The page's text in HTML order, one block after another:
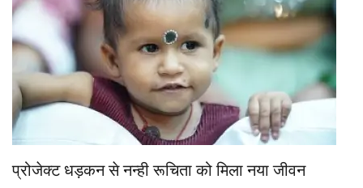
प्रोजेक्ट धड़कन से नन्ही रूचिता को मिला नया जीवन